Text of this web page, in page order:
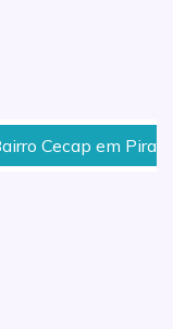
Cecap em